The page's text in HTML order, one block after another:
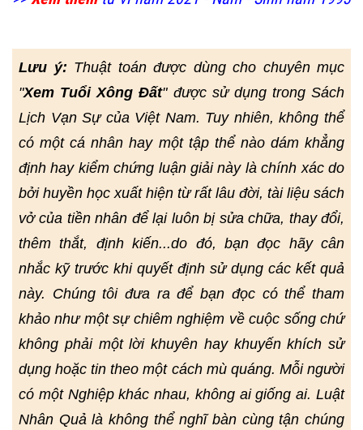
Lưu ý: Thuật toán được dùng cho chuyên mục
"Xem Tuổi Xông Đất" được sử dụng trong Sách
Lịch Vạn Sự của Việt Nam. Tuy nhiên, không thể
có một cá nhân hay một tập thể nào dám khẳng
định hay kiểm chứng luận giải này là chính xác do
bởi huyền học xuất hiện từ rất lâu đời, tài liệu sách
vở của tiền nhân để lại luôn bị sửa chữa, thay đổi,
thêm thắt, định kiến...do đó, bạn đọc hãy cân
nhắc kỹ trước khi quyết định sử dụng các kết quả
này. Chúng tôi đưa ra để bạn đọc có thể tham
khảo như một sự chiêm nghiệm về cuộc sống chứ
không phải một lời khuyên hay khuyến khích sử
dụng hoặc tin theo một cách mù quáng. Mỗi người
có một Nghiệp khác nhau, không ai giống ai. Luật
Nhân Quả là không thể nghĩ bàn cùng tận chúng